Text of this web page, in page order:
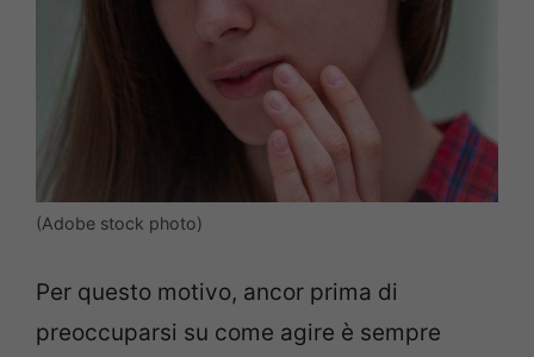
(Adobe stock photo)
Per questo motivo, ancor prima di
preoccuparsi su come agire è sempre